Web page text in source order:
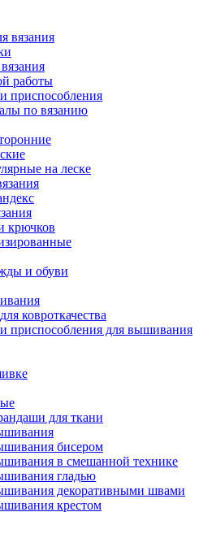
вязания
работы
приспособления
по вязанию
на леске
крючков
и обуви
ковроткачества
приспособления для вышивания
для ткани
бисером
в смешанной технике
гладью
декоративными швами
крестом